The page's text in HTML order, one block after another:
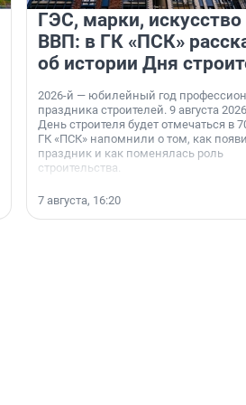
ГЭС, марки, искусство
ВВП: в ГК «ПСК»
об истории Дня
2026-й — юбилейный год
праздника строителей. 9 августа
День строителя будет отмечаться в
ГК «ПСК» напомнили о том, как
праздник и как поменялась роль
строительства.
7 августа, 16:20